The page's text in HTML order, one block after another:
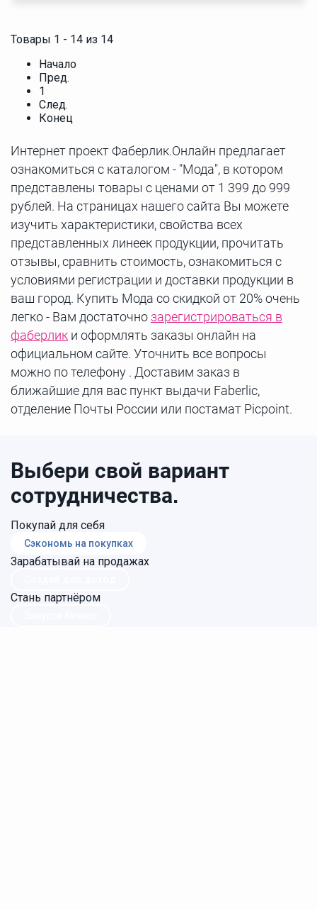
Товары 1 - 14 из 14
Начало
Пред.
1
След.
Конец
Интернет проект Фаберлик.Онлайн предлагает
ознакомиться с каталогом - "Мода", в котором
представлены товары с ценами от 1 399 до 999
рублей. На страницах нашего сайта Вы можете
изучить характеристики, свойства всех
представленных линеек продукции, прочитать
отзывы, сравнить стоимость, ознакомиться с
условиями регистрации и доставки продукции в
ваш город. Купить Мода со скидкой от 20% очень
легко - Вам достаточно зарегистрироваться в
фаберлик и оформлять заказы онлайн на
официальном сайте. Уточнить все вопросы
можно по телефону . Доставим заказ в
ближайшие для вас пункт выдачи Faberlic,
отделение Почты России или постамат Picpoint.
Выбери свой вариант
сотрудничества.
Покупай для себя
Сэкономь на покупках
Зарабатывай на продажах
Стань партнёром